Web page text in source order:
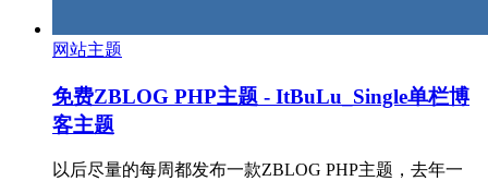
网站主题
免费ZBLOG PHP主题 - ItBuLu_Single单栏博
客主题
以后尽量的每周都发布一款ZBLOG PHP主题，去年一